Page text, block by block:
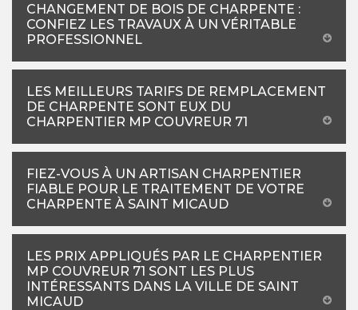
CHANGEMENT DE BOIS DE CHARPENTE :
CONFIEZ LES TRAVAUX À UN VÉRITABLE
PROFESSIONNEL
LES MEILLEURS TARIFS DE REMPLACEMENT
DE CHARPENTE SONT EUX DU
CHARPENTIER MP COUVREUR 71
FIEZ-VOUS À UN ARTISAN CHARPENTIER
FIABLE POUR LE TRAITEMENT DE VOTRE
CHARPENTE À SAINT MICAUD
LES PRIX APPLIQUÉS PAR LE CHARPENTIER
MP COUVREUR 71 SONT LES PLUS
INTÉRESSANTS DANS LA VILLE DE SAINT
MICAUD